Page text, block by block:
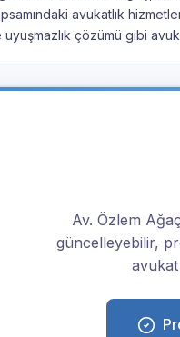
avukatlık
çözümü gibi
Av. Özlem
güncelleyebilir,